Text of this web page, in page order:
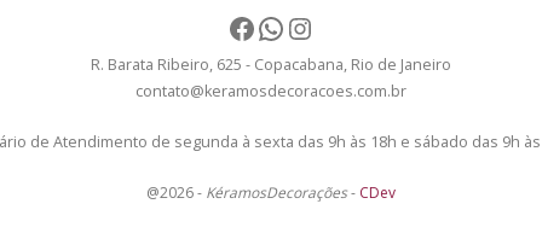
Facebook
WhatsApp
Instagram
R. Barata Ribeiro, 625 - Copacabana, Rio de Janeiro
contato@keramosdecoracoes.com.br
de Atendimento de segunda à sexta das 9h às 18h e sábado das 9h
@2026 - KéramosDecorações- CDev